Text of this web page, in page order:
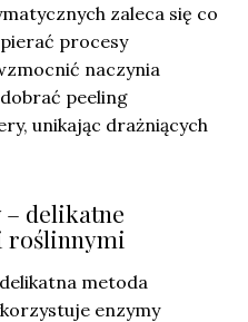
zaleca się co
procesy
naczynia
peeling
unikając drażniących
– delikatne
roślinnymi
metoda
enzymy